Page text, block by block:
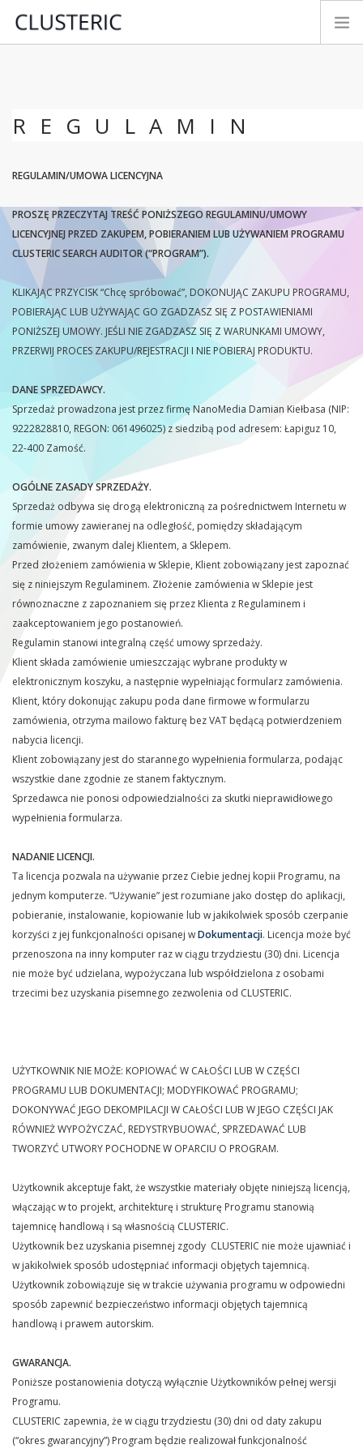
PARAMETRY
NOWOŚCI
KONTAKT
ROZWÓJ
LOGIN
REGULAMIN
REGULAMIN/UMOWA LICENCYJNA
PROSZĘ PRZECZYTAJ TREŚĆ PONIŻSZEGO REGULAMINU/UMOWY
LICENCYJNEJ PRZED ZAKUPEM, POBIERANIEM LUB UŻYWANIEM PROGRAMU
CLUSTERIC SEARCH AUDITOR (“PROGRAM”).
KLIKAJĄC PRZYCISK “Chcę spróbować”, DOKONUJĄC ZAKUPU PROGRAMU,
POBIERAJĄC LUB UŻYWAJĄC GO ZGADZASZ SIĘ Z POSTAWIENIAMI
PONIŻSZEJ UMOWY. JEŚLI NIE ZGADZASZ SIĘ Z WARUNKAMI UMOWY,
PRZERWIJ PROCES ZAKUPU/REJESTRACJI I NIE POBIERAJ PRODUKTU.
DANE SPRZEDAWCY.
Sprzedaż prowadzona jest przez firmę NanoMedia Damian Kiełbasa (NIP:
9222828810, REGON: 061496025) z siedzibą pod adresem: Łapiguz 10,
22-400 Zamość.
OGÓLNE ZASADY SPRZEDAŻY.
Sprzedaż odbywa się drogą elektroniczną za pośrednictwem Internetu w
formie umowy zawieranej na odległość, pomiędzy składającym
zamówienie, zwanym dalej Klientem, a Sklepem.
Przed złożeniem zamówienia w Sklepie, Klient zobowiązany jest zapoznać
się z niniejszym Regulaminem. Złożenie zamówienia w Sklepie jest
równoznaczne z zapoznaniem się przez Klienta z Regulaminem i
zaakceptowaniem jego postanowień.
Regulamin stanowi integralną część umowy sprzedaży.
Klient składa zamówienie umieszczając wybrane produkty w
elektronicznym koszyku, a następnie wypełniając formularz zamówienia.
Klient, który dokonując zakupu poda dane firmowe w formularzu
zamówienia, otrzyma mailowo fakturę bez VAT będącą potwierdzeniem
nabycia licencji.
Klient zobowiązany jest do starannego wypełnienia formularza, podając
wszystkie dane zgodnie ze stanem faktycznym.
Sprzedawca nie ponosi odpowiedzialności za skutki nieprawidłowego
wypełnienia formularza.
NADANIE LICENCJI.
Ta licencja pozwala na używanie przez Ciebie jednej kopii Programu, na
jednym komputerze. “Używanie” jest rozumiane jako dostęp do aplikacji,
pobieranie, instalowanie, kopiowanie lub w jakikolwiek sposób czerpanie
korzyści z jej funkcjonalności opisanej wDokumentacji. Licencja może być
przenoszona na inny komputer raz w ciągu trzydziestu (30) dni. Licencja
nie może być udzielana, wypożyczana lub współdzielona z osobami
trzecimi bez uzyskania pisemnego zezwolenia od CLUSTERIC.
UŻYTKOWNIK NIE MOŻE: KOPIOWAĆ W CAŁOŚCI LUB W CZĘŚCI
PROGRAMU LUB DOKUMENTACJI; MODYFIKOWAĆ PROGRAMU;
DOKONYWAĆ JEGO DEKOMPILACJI W CAŁOŚCI LUB W JEGO CZĘŚCI JAK
RÓWNIEŻ WYPOŻYCZAĆ, REDYSTRYBUOWAĆ, SPRZEDAWAĆ LUB
TWORZYĆ UTWORY POCHODNE W OPARCIU O PROGRAM.
Użytkownik akceptuje fakt, że wszystkie materiały objęte niniejszą licencją,
włączając w to projekt, architekturę i strukturę Programu stanowią
tajemnicę handlową i są własnością CLUSTERIC.
Użytkownik bez uzyskania pisemnej zgody CLUSTERIC nie może ujawniać i
w jakikolwiek sposób udostępniać informacji objętych tajemnicą.
Użytkownik zobowiązuje się w trakcie używania programu w odpowiedni
sposób zapewnić bezpieczeństwo informacji objętych tajemnicą
handlową i prawem autorskim.
GWARANCJA.
Poniższe postanowienia dotyczą wyłącznie Użytkowników pełnej wersji
Programu.
CLUSTERIC zapewnia, że w ciągu trzydziestu (30) dni od daty zakupu
(“okres gwarancyjny”) Program będzie realizował funkcjonalność